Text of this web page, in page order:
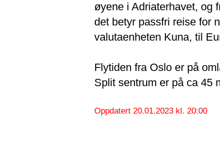
øyene i Adriaterhavet, og
det betyr passfri reise for
valutaenheten Kuna, til
Flytiden fra Oslo er på
Split sentrum er på ca 45
Oppdatert 20.01.2023 kl. 20:00